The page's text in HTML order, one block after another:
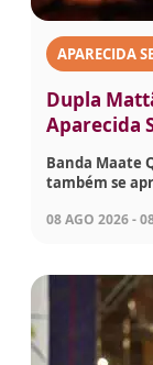
APARECIDA
Dupla
Aparecida
Banda Maate
também se
08 AGO 2026 -